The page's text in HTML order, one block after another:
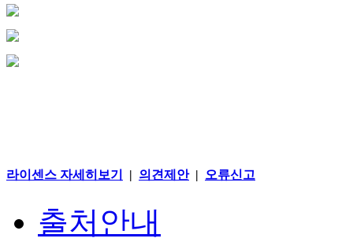
라이센스 자세히보기 | 의견제안| 오류신고
출처안내